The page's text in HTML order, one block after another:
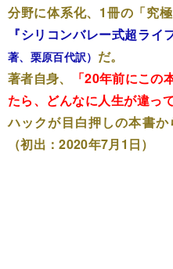
分野に体系化、1冊の「究
『シリコンバレー式超ライ
著、栗原百代訳） だ。
著者自身、
「20年前にこの
たら、どんなに人生が違っ
ハックが目白押しの本書か
（初出：2020年7月1日）